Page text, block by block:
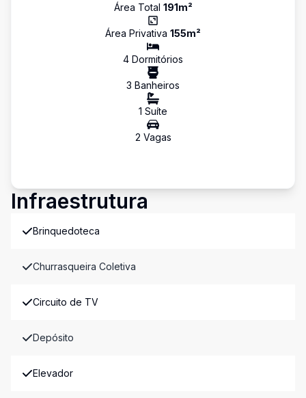
Área Total 191m²
Área Privativa 155m²
4 Dormitórios
3 Banheiros
1 Suíte
2 Vagas
Infraestrutura
Brinquedoteca
Churrasqueira Coletiva
Circuito de TV
Depósito
Elevador